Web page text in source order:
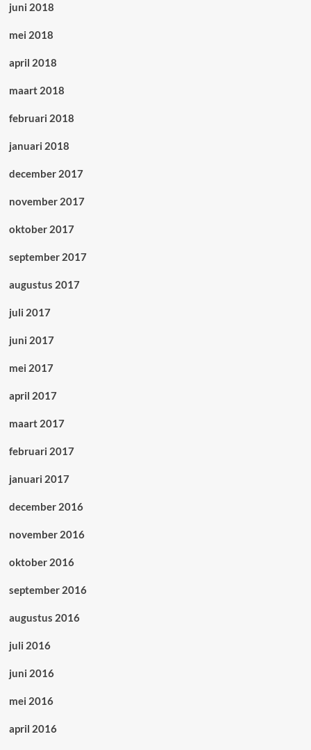
juni 2018
mei 2018
april 2018
maart 2018
februari 2018
januari 2018
december 2017
november 2017
oktober 2017
september 2017
augustus 2017
juli 2017
juni 2017
mei 2017
april 2017
maart 2017
februari 2017
januari 2017
december 2016
november 2016
oktober 2016
september 2016
augustus 2016
juli 2016
juni 2016
mei 2016
april 2016